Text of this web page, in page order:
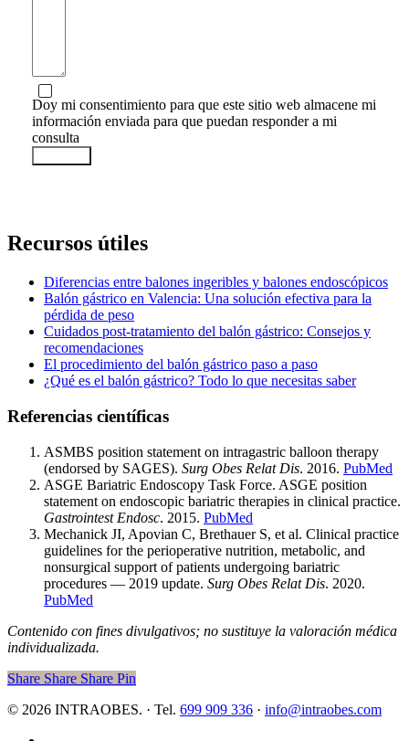
Doy mi consentimiento para que este sitio web almacene mi
información enviada para que puedan responder a mi
consulta
Recursos útiles
Diferencias entre balones ingeribles y balones endoscópicos
Balón gástrico en Valencia: Una solución efectiva para la
pérdida de peso
Cuidados post-tratamiento del balón gástrico: Consejos y
recomendaciones
El procedimiento del balón gástrico paso a paso
¿Qué es el balón gástrico? Todo lo que necesitas saber
Referencias científicas
ASMBS position statement on intragastric balloon therapy
(endorsed by SAGES). Surg Obes Relat Dis. 2016. PubMed
ASGE Bariatric Endoscopy Task Force. ASGE position
statement on endoscopic bariatric therapies in clinical practice.
Gastrointest Endosc. 2015. PubMed
Mechanick JI, Apovian C, Brethauer S, et al. Clinical practice
guidelines for the perioperative nutrition, metabolic, and
nonsurgical support of patients undergoing bariatric
procedures — 2019 update. Surg Obes Relat Dis. 2020.
PubMed
Contenido con fines divulgativos; no sustituye la valoración médica
individualizada.
Share Share Share Pin
© 2026 INTRAOBES. · Tel. 699 909 336 · info@intraobes.com